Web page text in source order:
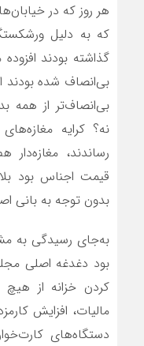
هر روز که در
که به دلیل
گذاشته بودند
بی‌انصاف شده بودند
بی‌انصاف‌تر از همه
نه؟ کرایه
رساندند،
قیمت اجناس بود
بدون توجه به بانی
به‌جای رسیدگی به
بود دغدغه اصلی
کردن خزانه از
مالیات، افزایش
دستگاه‌های